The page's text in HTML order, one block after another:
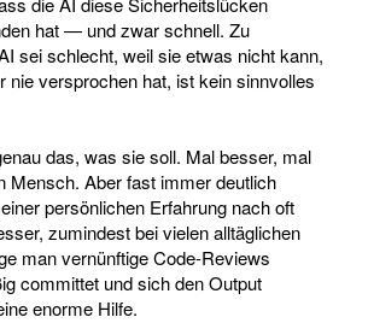
hat — und zwar schnell. Zu
sei schlecht, weil sie etwas nicht kann,
nie versprochen hat, ist kein sinnvolles
das, was sie soll. Mal besser, mal
Mensch. Aber fast immer deutlich
persönlichen Erfahrung nach oft
zumindest bei vielen alltäglichen
man vernünftige Code-Reviews
committet und sich den Output
enorme Hilfe.